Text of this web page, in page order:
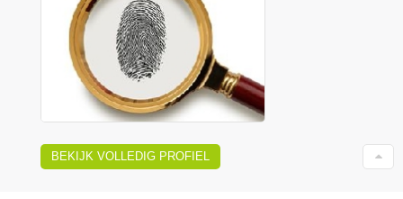
BEKIJK VOLLEDIG PROFIEL